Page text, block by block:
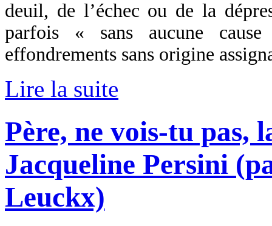
deuil, de l’échec ou de la
parfois « sans aucune
effondrements sans origine
Lire la suite
Père, ne vois-tu pas,
Jacqueline Persini
Leuckx)